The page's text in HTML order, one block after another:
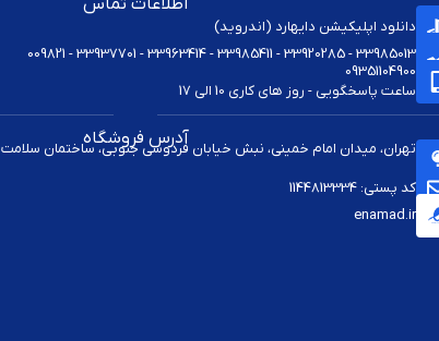
دانلود اپلیکیشن دایهارد (اندروید)
33985013 - 33920285 - 33985411 - 33963414 - 33937701 - 009821
09351104900
ساعت پاسخگویی - روز های کاری 10 الی 17
آدرس فروشگاه
تهران، میدان امام خمینی، نبش خیابان فردوسی جنوبی، ساختمان سلامت
کد پستی: 1144813334
enamad.ir